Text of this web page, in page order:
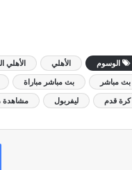
الوسوم الأهلي الأهلي
بث مباشر بث مباشر مباراة
كرة قدم ليفربول مشاهدة